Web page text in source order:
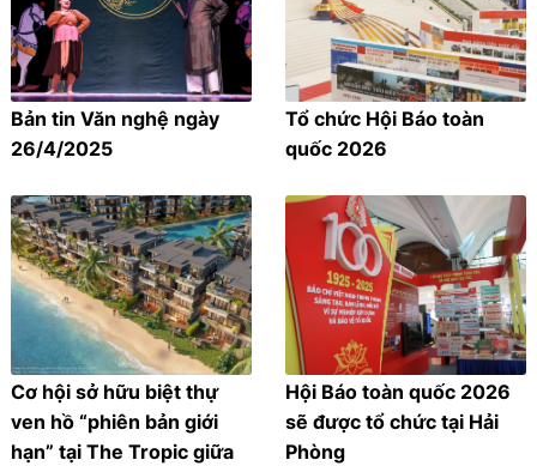
Bản tin Văn nghệ ngày
26/4/2025
Tổ chức Hội Báo toàn
quốc 2026
Cơ hội sở hữu biệt thự
ven hồ “phiên bản giới
hạn” tại The Tropic giữa
Hội Báo toàn quốc 2026
sẽ được tổ chức tại Hải
Phòng